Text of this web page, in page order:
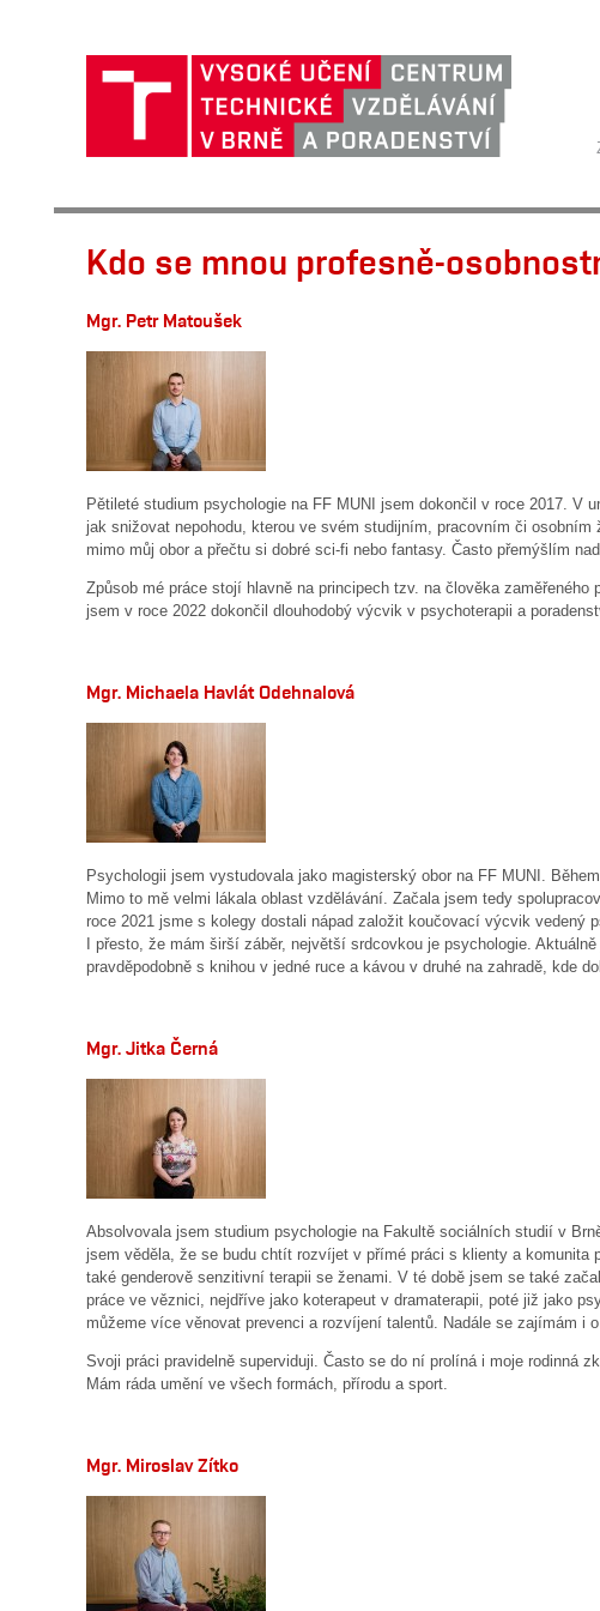
Kdo se mnou profesně-
Mgr. Petr Matoušek
Pětileté studium psychologie na FF MUNI jsem dokončil v roce 2017. V
jak snižovat nepohodu, kterou ve svém studijním, pracovním či
mimo můj obor a přečtu si dobré sci-fi nebo fantasy. Často přemýšlím
Způsob mé práce stojí hlavně na principech tzv. na člověka
jsem v roce 2022 dokončil dlouhodobý výcvik v psychoterapii a
Mgr. Michaela Havlát Odehnalová
Psychologii jsem vystudovala jako magisterský obor na FF MUNI.
Mimo to mě velmi lákala oblast vzdělávání. Začala jsem tedy
roce 2021 jsme s kolegy dostali nápad založit koučovací výcvik vedený
I přesto, že mám širší záběr, největší srdcovkou je psychologie.
pravděpodobně s knihou v jedné ruce a kávou v druhé na zahradě, kde
Mgr. Jitka Černá
Absolvovala jsem studium psychologie na Fakultě sociálních studií v
jsem věděla, že se budu chtít rozvíjet v přímé práci s klienty a
také genderově senzitivní terapii se ženami. V té době jsem se také
práce ve věznici, nejdříve jako koterapeut v dramaterapii, poté již jako
můžeme více věnovat prevenci a rozvíjení talentů. Nadále se zajímám i
Svoji práci pravidelně superviduji. Často se do ní prolíná i moje rodinná
Mám ráda umění ve všech formách, přírodu a sport.
Mgr. Miroslav Zítko